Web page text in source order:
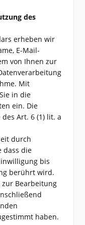
des
erheben wir
E-Mail-
von Ihnen zur
Mit
in die
ein. Die
Art. 6 (1) lit. a
durch
dass die
bis
berührt wird.
Bearbeitung
haben.